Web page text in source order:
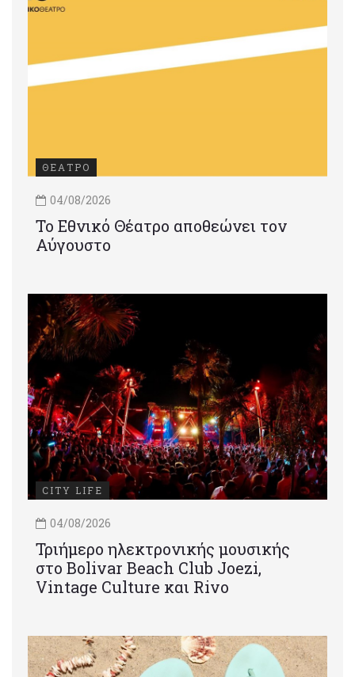
ΘΕΑΤΡΟ
04/08/2026
Το Εθνικό Θέατρο αποθεώνει τον
Αύγουστο
CITY LIFE
04/08/2026
Τριήμερο ηλεκτρονικής μουσικής
στο Bolivar Beach Club Joezi,
Vintage Culture και Rivo